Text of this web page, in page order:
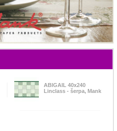
ABIGAIL 40x240
Linclass - šerpa, Mank